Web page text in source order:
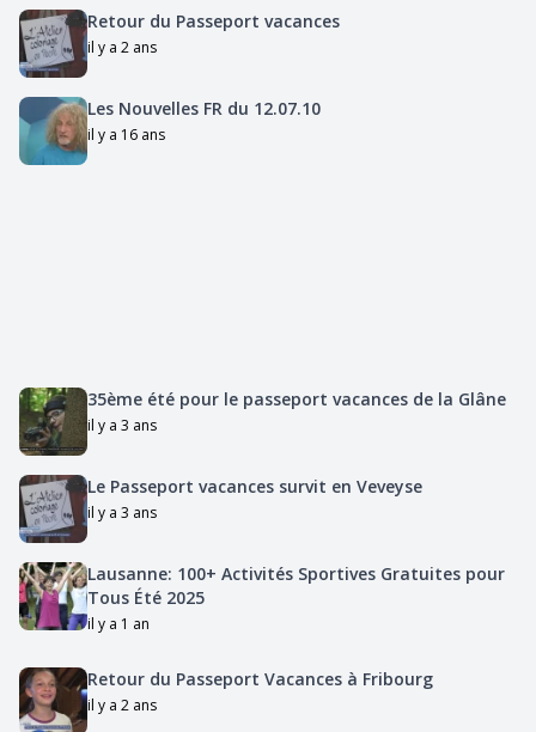
Retour du Passeport vacances
il y a 2 ans
Les Nouvelles FR du 12.07.10
il y a 16 ans
35ème été pour le passeport vacances de la Glâne
il y a 3 ans
Le Passeport vacances survit en Veveyse
il y a 3 ans
Lausanne: 100+ Activités Sportives Gratuites pour
Tous Été 2025
il y a 1 an
Retour du Passeport Vacances à Fribourg
il y a 2 ans